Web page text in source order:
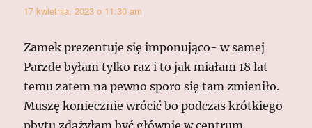
17 kwietnia, 2023 o 11:30 am
Zamek prezentuje się imponująco- w samej
Parzde byłam tylko raz i to jak miałam 18 lat
temu zatem na pewno sporo się tam zmieniło.
Muszę koniecznie wrócić bo podczas krótkiego